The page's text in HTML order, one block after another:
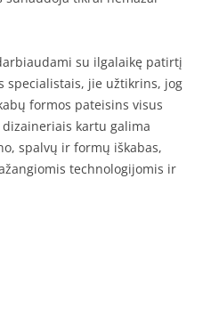
su ilgalaikę patirtį
specialistais, jie užtikrins, jog
formos pateisins visus
kartu galima
spalvų ir formų iškabas,
technologijomis ir